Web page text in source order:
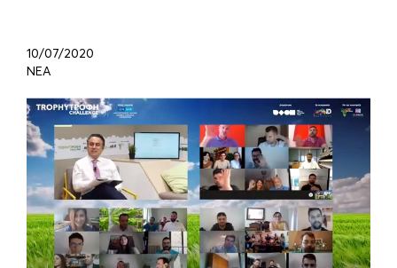
10/07/2020
ΝΕΑ